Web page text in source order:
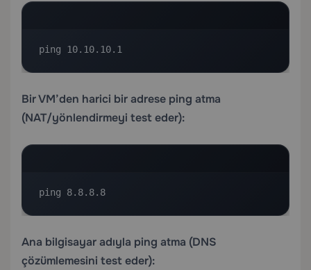
ping 10.10.10.1
Bir VM’den harici bir adrese ping atma
(NAT/yönlendirmeyi test eder):
ping 8.8.8.8
Ana bilgisayar adıyla ping atma (DNS
çözümlemesini test eder):